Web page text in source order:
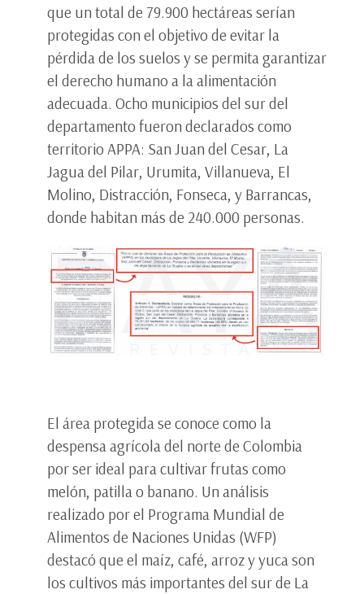
que un total de 79.900 hectáreas serían
protegidas con el objetivo de evitar la
pérdida de los suelos y se permita garantizar
el derecho humano a la alimentación
adecuada. Ocho municipios del sur del
departamento fueron declarados como
territorio APPA: San Juan del Cesar, La
Jagua del Pilar, Urumita, Villanueva, El
Molino, Distracción, Fonseca, y Barrancas,
donde habitan más de 240.000 personas.
El área protegida se conoce como la
despensa agrícola del norte de Colombia
por ser ideal para cultivar frutas como
melón, patilla o banano. Un análisis
realizado por el Programa Mundial de
Alimentos de Naciones Unidas (WFP)
destacó que el maíz, café, arroz y yuca son
los cultivos más importantes del sur de La